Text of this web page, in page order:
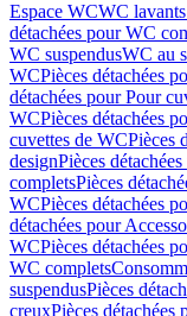
Espace WCWC
détachées pour WC
WC suspendusWC au
WCPièces détachées
détachées pour Pour
WCPièces détachées
cuvettes de WCPièces
designPièces
completsPièces
WCPièces détachées
détachées pour
WCPièces détachées
WC complets
suspendusPièces
creuxPièces